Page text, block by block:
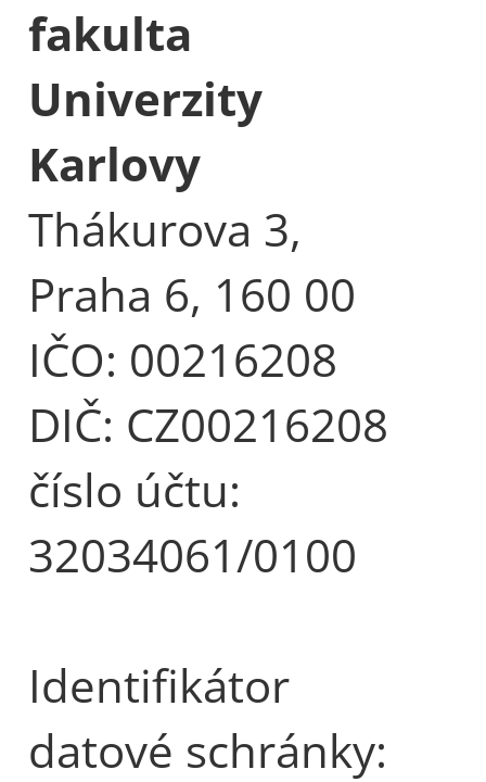
fakulta
Univerzity
Karlovy
Thákurova 3,
Praha 6, 160 00
IČO: 00216208
DIČ: CZ00216208
číslo účtu:
32034061/0100
Identifikátor
datové schránky: